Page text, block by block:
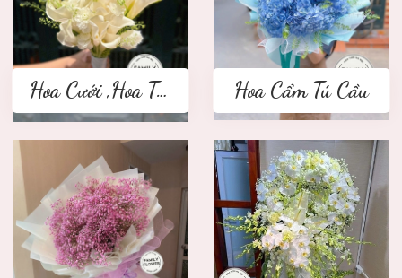
Hoa Cưới ,Hoa Tay Cầm Cô Dâu Hoa Cẩm Tú Cầu